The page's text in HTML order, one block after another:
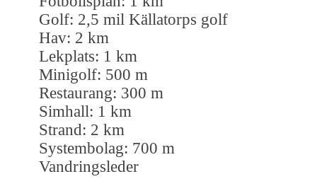
Golf: 2,5 mil Källatorps golf
Hav: 2 km
Lekplats: 1 km
Minigolf: 500 m
Restaurang: 300 m
Simhall: 1 km
Strand: 2 km
Systembolag: 700 m
Vandringsleder